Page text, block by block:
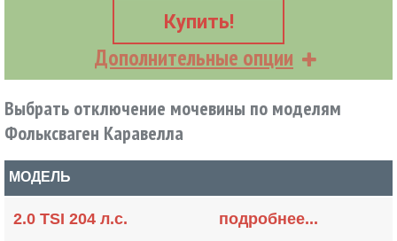
Купить!
Дополнительные опции
Выбрать отключение мочевины по моделям
Фольксваген Каравелла
МОДЕЛЬ
2.0 TSI 204 л.с. подробнее...